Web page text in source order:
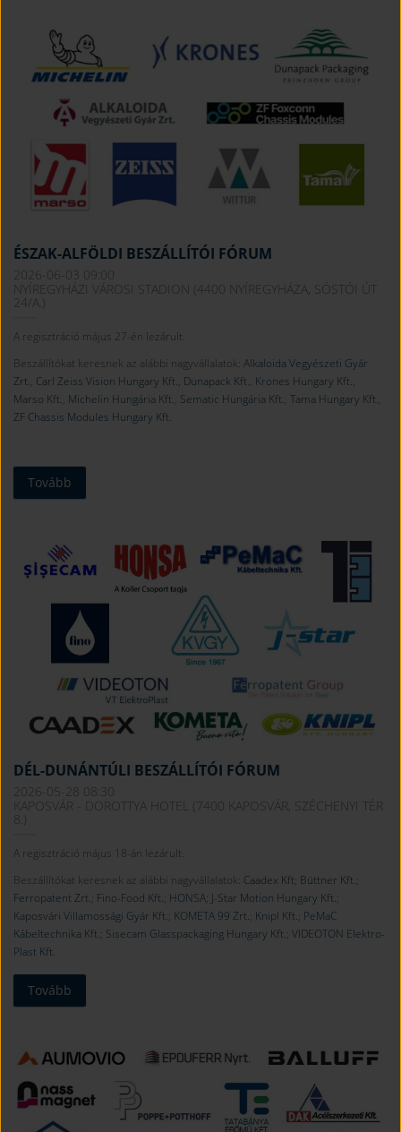
ÉSZAK-ALFÖLDI BESZÁLLÍTÓI FÓRUM
2026-06-03 09:00
NYÍREGYHÁZI VÁROSI STADION (4400 NYÍREGYHÁZA, SÓSTÓI ÚT
24/A.)
A regisztráció május 27-én lezárult.
Beszállítókat keresnek az alábbi nagyvállalatok: Alkaloida Vegyészeti Gyár
Zrt., Carl Zeiss Vision Hungary Kft., Dunapack Kft., Krones Hungary Kft.,
Marso Kft., Michelin Hungária Kft., Sematic Hungária Kft., Tama Hungary Kft.,
ZF Chassis Modules Hungary Kft.
Tovább
DÉL-DUNÁNTÚLI BESZÁLLÍTÓI FÓRUM
2026-05-28 08:30
KAPOSVÁR - DOROTTYA HOTEL (7400 KAPOSVÁR, SZÉCHENYI TÉR
8.)
A regisztráció május 18-án lezárult.
Beszállítókat keresnek az alábbi nagyvállalatok: Caadex Kft; Büttner Kft.;
Ferropatent Zrt.; Fino-Food Kft.; HONSA; J-Star Motion Hungary Kft.;
Kaposvári Villamossági Gyár Kft.; KOMETA 99 Zrt.; Knipl Kft.; PeMaC
Kábeltechnika Kft.; Sisecam Glasspackaging Hungary Kft.; VIDEOTON Elektro-
Plast Kft.
Tovább